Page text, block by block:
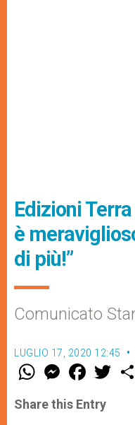
Edizioni
è
di più!”
Comunicato
LUGLIO 17, 2020 12:45
W
t
s
M
e
s
e
F
a
e
b
w
Share this Entry